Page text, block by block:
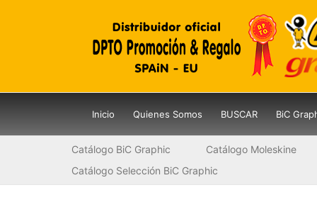
Inicio Quienes Somos BUSCAR BiC
Catálogo BiC Graphic Catálogo Moleskine
Catálogo Selección BiC Graphic